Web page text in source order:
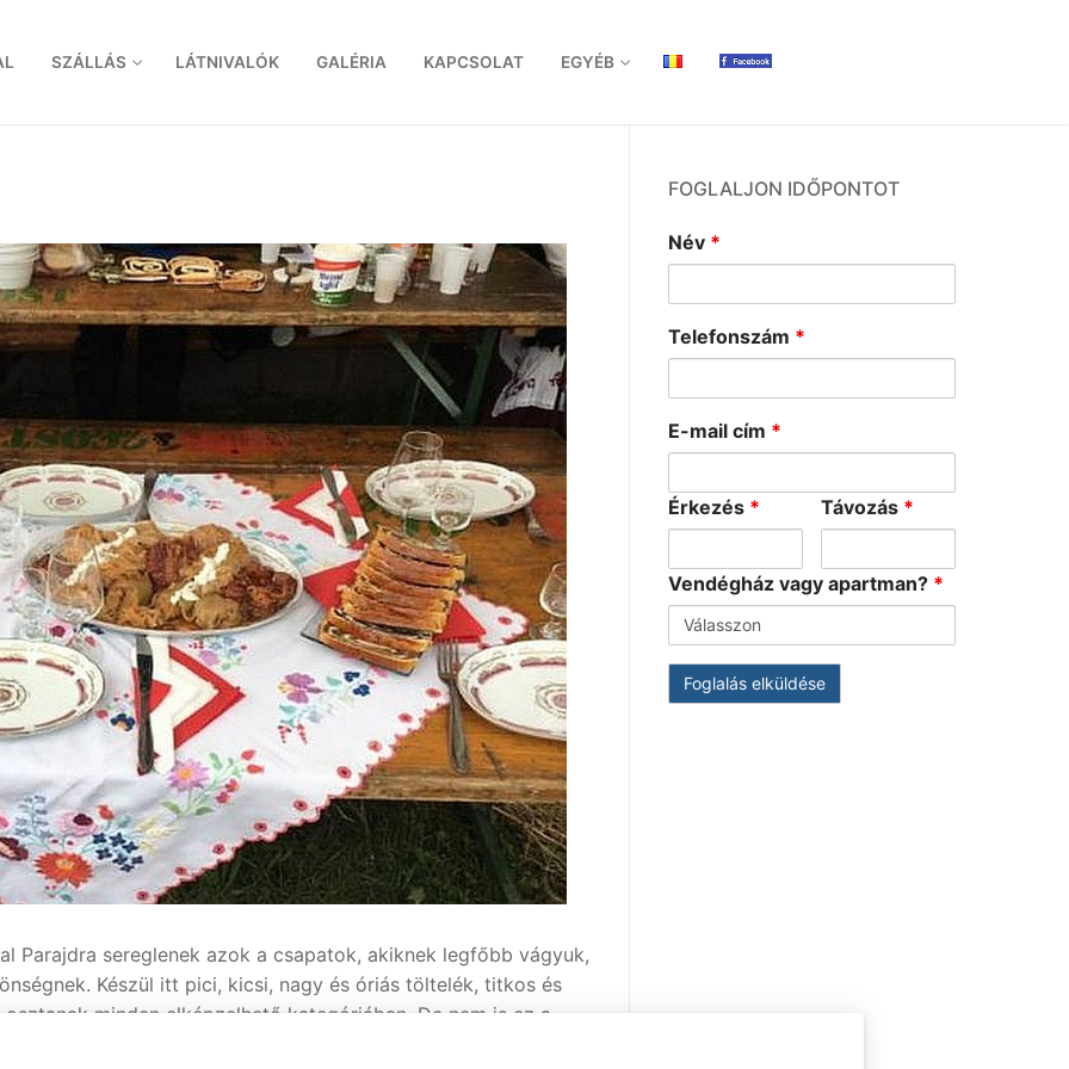
SZÁLLÁS LÁTNIVALÓK GALÉRIA KAPCSOLAT EGYÉB
Parajdra sereglenek azok a csapatok, akiknek legfőbb vágyuk,
Készül itt pici, kicsi, nagy és óriás töltelék, titkos és
minden elképzelhető kategóriában. De nem is ez a
FOGLALJON IDŐPONTOT
Név *
Telefonszám *
E-mail cím *
Érkezés * Távozás *
Vendégház vagy apartman? *